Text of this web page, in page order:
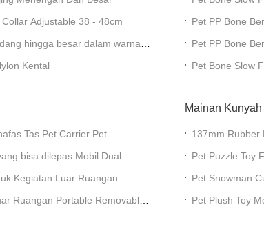
Adjustable 38 - 48cm
hingga besar dalam warna
Kental
Pet PP Bone
Pet PP Bone
Pet Bone Slow
Tas Pet Carrier Pet
bisa dilepas Mobil Dual
Kegiatan Luar Ruangan
Ruangan Portable Removable
Mainan
137mm Rubber
Pet Puzzle Toy
Pet Snowman
Pet Plush Toy